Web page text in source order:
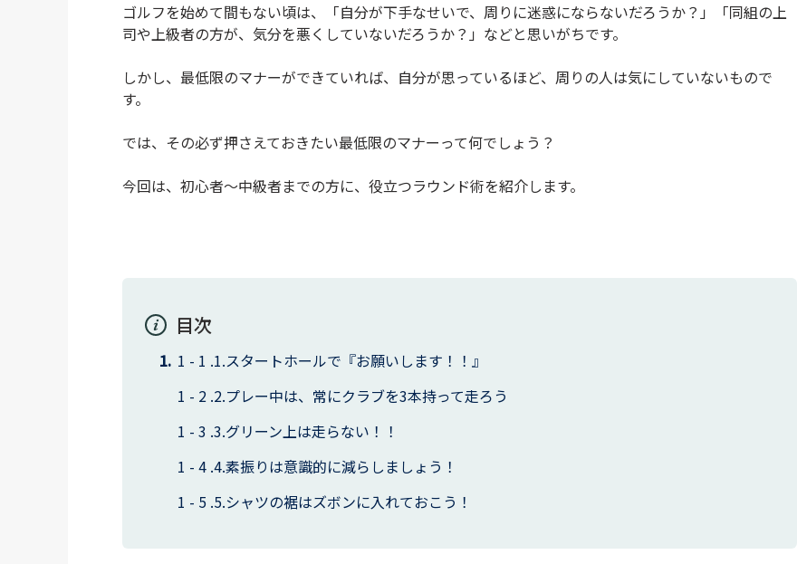
ゴルフを始めて間もない頃は、「自分が下手なせいで、周りに迷惑にならないだろうか？」「同組の上
司や上級者の方が、気分を悪くしていないだろうか？」などと思いがちです。
しかし、最低限のマナーができていれば、自分が思っているほど、周りの人は気にしていないもので
す。
では、その必ず押さえておきたい最低限のマナーって何でしょう？
今回は、初心者～中級者までの方に、役立つラウンド術を紹介します。
目次
1.スタートホールで『お願いします！！』
2.プレー中は、常にクラブを3本持って走ろう
3.グリーン上は走らない！！
4.素振りは意識的に減らしましょう！
5.シャツの裾はズボンに入れておこう！